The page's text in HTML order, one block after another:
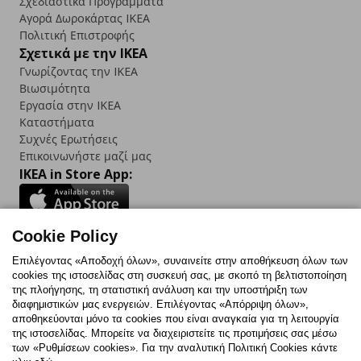
Αγορά Δωρoκάρτας IKEA
Πολιτική Επιστροφής
Σχετικά με την IKEA
Γνωρίζοντας την IKEA
Βιωσιμότητα
Εργασία στην IKEA
Καταστήματα
Συχνές Ερωτήσεις
Επικοινωνήστε μαζί μας
IKEA in Store App:
Follow us:
FacebookInstagram
TikTokYoutubePinterestTwitter
Cookie Policy
Επιλέγοντας «Αποδοχή όλων», συναινείτε στην αποθήκευση όλων των
cookies της ιστοσελίδας στη συσκευή σας, με σκοπό τη βελτιστοποίηση
της πλοήγησης, τη στατιστική ανάλυση και την υποστήριξη των
διαφημιστικών μας ενεργειών. Επιλέγοντας «Απόρριψη όλων»,
αποθηκεύονται μόνο τα cookies που είναι αναγκαία για τη λειτουργία
της ιστοσελίδας. Μπορείτε να διαχειριστείτε τις προτιμήσεις σας μέσω
των «Ρυθμίσεων cookies». Για την αναλυτική Πολιτική Cookies κάντε